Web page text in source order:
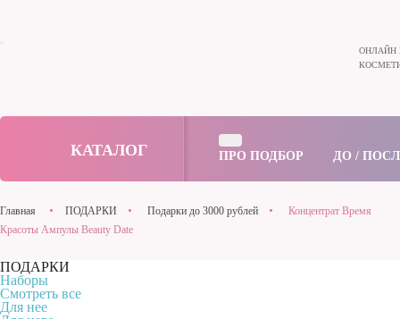
ОНЛАЙН
КАТАЛОГ ПРО ПОДБОР ДО /
Главная ПОДАРКИ Подарки до 3000 рублей
Концентрат Время
Красоты Ампулы Beauty Date
ПОДАРКИ
Наборы
Смотреть все
Для нее